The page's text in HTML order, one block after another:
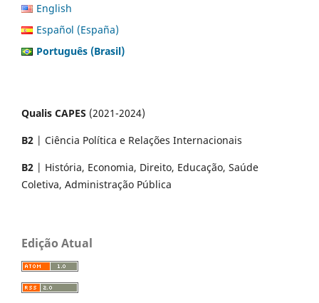
English
Español (España)
Português (Brasil)
Qualis CAPES (2021-2024)
B2 | Ciência Política e Relações Internacionais
B2 | História, Economia, Direito, Educação, Saúde
Coletiva, Administração Pública
Edição Atual